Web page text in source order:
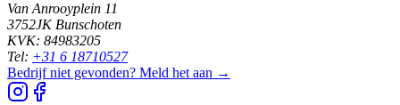
Van Anrooyplein 11
3752JK Bunschoten
KVK: 84983205
Tel: +31 6 18710527
Bedrijf niet gevonden? Meld het aan →